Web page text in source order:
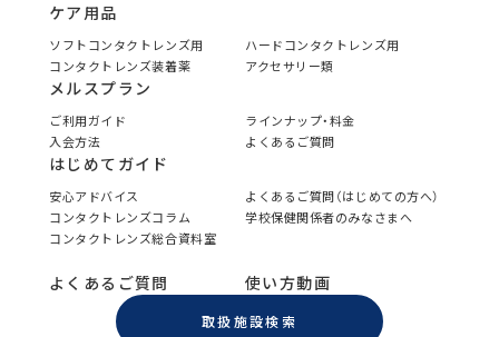
ケア用品
ソフトコンタクトレンズ用
ハードコンタクトレンズ用
コンタクトレンズ装着薬
アクセサリー類
メルスプラン
ご利用ガイド
ラインナップ・料金
入会方法
よくあるご質問
はじめてガイド
安心アドバイス
よくあるご質問（はじめての方へ）
コンタクトレンズコラム
学校保健関係者のみなさまへ
コンタクトレンズ総合資料室
よくあるご質問 使い方動画
取扱施設検索